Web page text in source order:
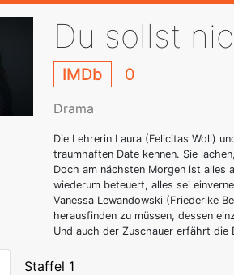
Du sollst
IMDb 0
Drama
Die Lehrerin Laura (Felicitas Woll)
traumhaften Date kennen. Sie
Doch am nächsten Morgen ist alles
wiederum beteuert, alles sei
Vanessa Lewandowski (Friederike
herausfinden zu müssen, dessen
Und auch der Zuschauer erfährt die
Staffel 1